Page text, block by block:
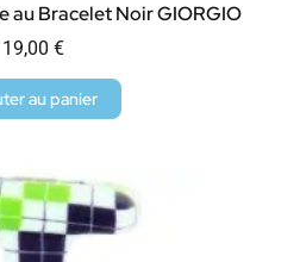
au Bracelet Noir GIORGIO
19,00 €
au panier